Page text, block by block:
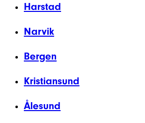
Harstad
Narvik
Bergen
Kristiansund
Ålesund